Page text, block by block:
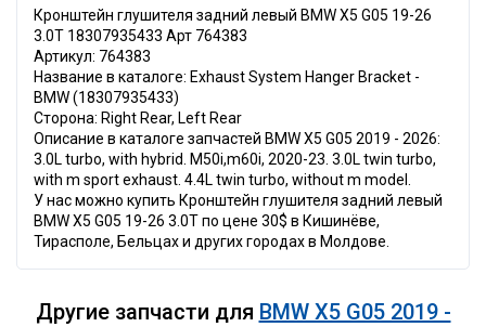
Кронштейн глушителя задний левый BMW X5 G05 19-26
3.0T 18307935433 Арт 764383
Артикул: 764383
Название в каталоге: Exhaust System Hanger Bracket -
BMW (18307935433)
Сторона: Right Rear, Left Rear
Описание в каталоге запчастей BMW X5 G05 2019 - 2026:
3.0L turbo, with hybrid. M50i,m60i, 2020-23. 3.0L twin turbo,
with m sport exhaust. 4.4L twin turbo, without m model.
У нас можно купить Кронштейн глушителя задний левый
BMW X5 G05 19-26 3.0T по цене 30$ в Кишинёве,
Тирасполе, Бельцах и других городах в Молдове.
Другие запчасти для BMW X5 G05 2019 -